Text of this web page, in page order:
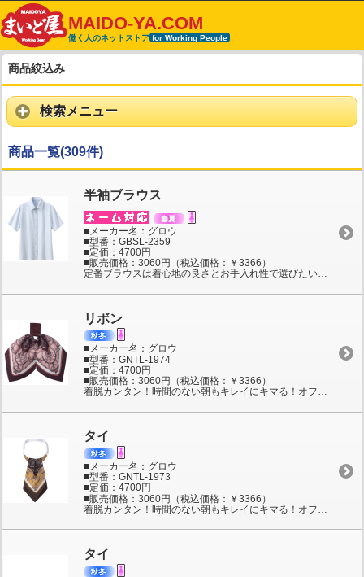
MAIDO-YA.COM
働く人のネットストア for Working People
商品絞込み
検索メニュー
商品一覧(309件)
半袖ブラウス
■メーカー名：グロウ
■型番：GBSL-2359
■定価：4700円
■販売価格：3060円（税込価格：￥3366）
定番ブラウスは着心地の良さとお手入れ性で選びたい！サラサラのパウダリータッチで吸汗速乾、汗をかいてもベトつかず肌に心地いいバスケット織りの半袖ブラウス。優しい風合いの生地は、毎日のお洗濯もラクなポリエステル100％。インナーのチラ見えを防ぐバストガード、衿元にはスカーフやリボンが留められるアクセサリー用ボタン付き。
リボン
■メーカー名：グロウ
■型番：GNTL-1974
■定価：4700円
■販売価格：3060円（税込価格：￥3366）
着脱カンタン！時間のない朝もキレイにキマる！オフィスコーデにエレガントな華やぎを添える、クラシカルなベルトデザインのリボン。ジャケットやブラウスの衿下のアクセサリー用ボタンに留めるだけでOK！サイズ調節可。ポリエステル100％。
タイ
■メーカー名：グロウ
■型番：GNTL-1973
■定価：4700円
■販売価格：3060円（税込価格：￥3366）
着脱カンタン！時間のない朝もキレイにキマる！オフィスコーデにエレガントな華やぎを添える、クラシカルなベルトデザインのアスコットタイ。衿下にくるんと回して形を整えるだけでOK！サイズ調節可。ポリエステル100％。
タイ